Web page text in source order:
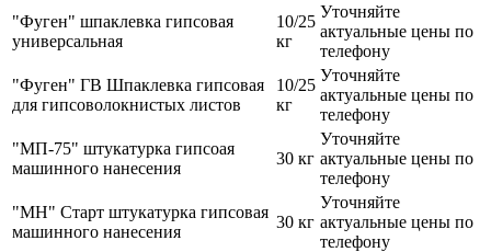
"Фуген" шпаклевка гипсовая
универсальная
10/25
кг
Уточняйте
актуальные цены по
телефону
"Фуген" ГВ Шпаклевка гипсовая
для гипсоволокнистых листов
10/25
кг
Уточняйте
актуальные цены по
телефону
"МП-75" штукатурка гипсоая
машинного нанесения
30 кг
Уточняйте
актуальные цены по
телефону
"МН" Старт штукатурка гипсовая
машинного нанесения
30 кг
Уточняйте
актуальные цены по
телефону